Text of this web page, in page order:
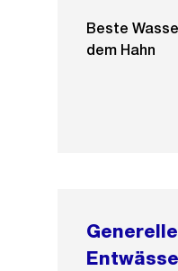
Beste
dem Hahn
Generelle